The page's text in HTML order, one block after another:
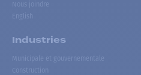
Nous joindre
English
Industries
Municipale et gouvernementale
Construction